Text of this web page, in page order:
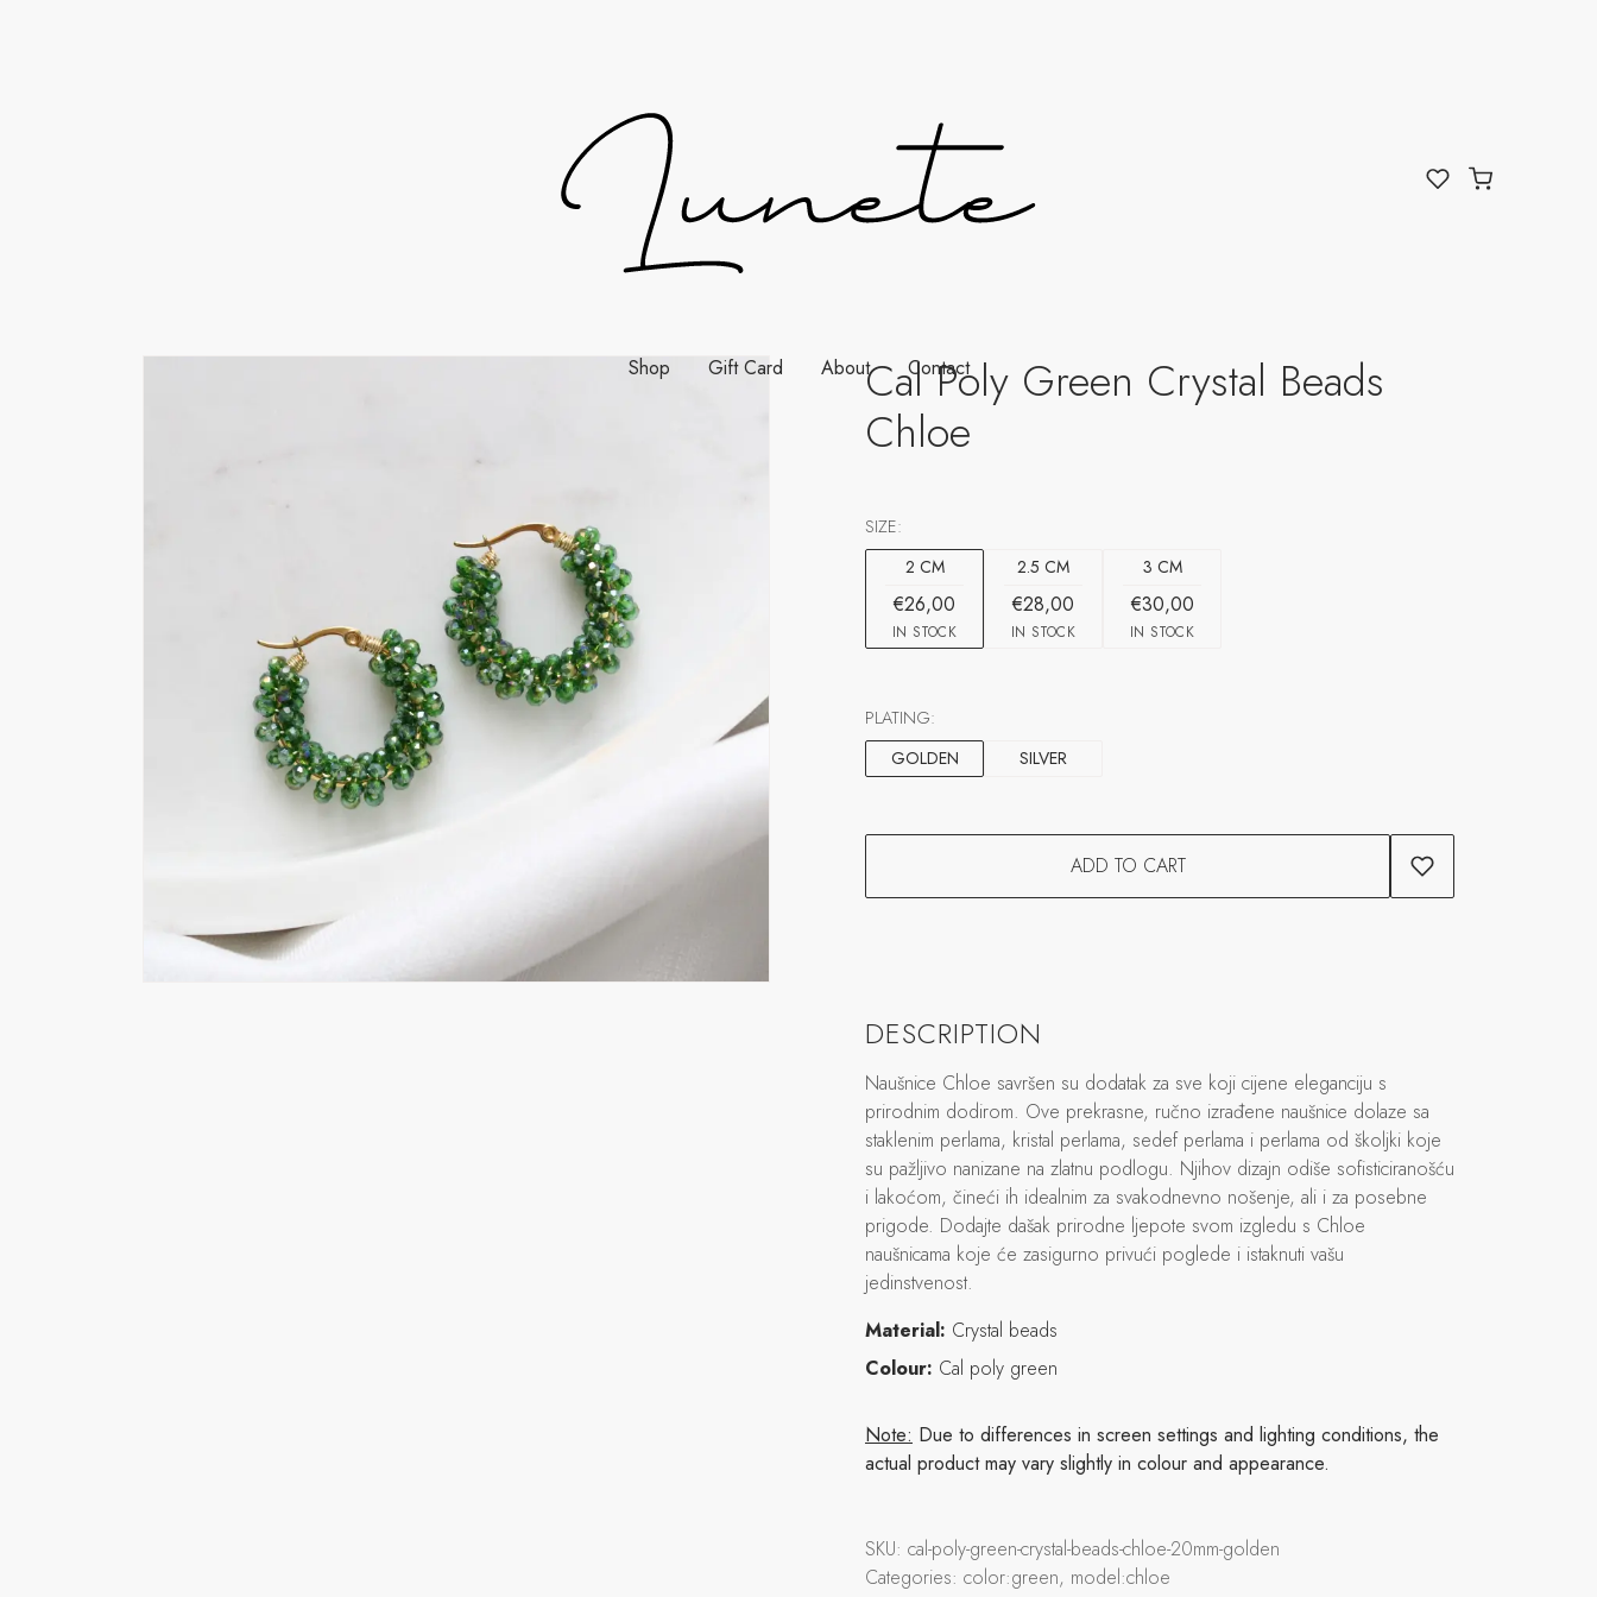
Shop Gift Card About Contact
Cal Poly Green Crystal Beads
Chloe
SIZE:
2 CM
€26,00
IN STOCK
2.5 CM
€28,00
IN STOCK
3 CM
€30,00
IN STOCK
PLATING:
GOLDEN
SILVER
ADD TO CART
DESCRIPTION
Naušnice Chloe savršen su dodatak za sve koji cijene eleganciju s
prirodnim dodirom. Ove prekrasne, ručno izrađene naušnice dolaze sa
staklenim perlama, kristal perlama, sedef perlama i perlama od školjki koje
su pažljivo nanizane na zlatnu podlogu. Njihov dizajn odiše sofisticiranošću
i lakoćom, čineći ih idealnim za svakodnevno nošenje, ali i za posebne
prigode. Dodajte dašak prirodne ljepote svom izgledu s Chloe
naušnicama koje će zasigurno privući poglede i istaknuti vašu
jedinstvenost.
Material: Crystal beads
Colour: Cal poly green
Note: Due to differences in screen settings and lighting conditions, the
actual product may vary slightly in colour and appearance.
SKU: cal-poly-green-crystal-beads-chloe-20mm-golden
Categories: color:green, model:chloe